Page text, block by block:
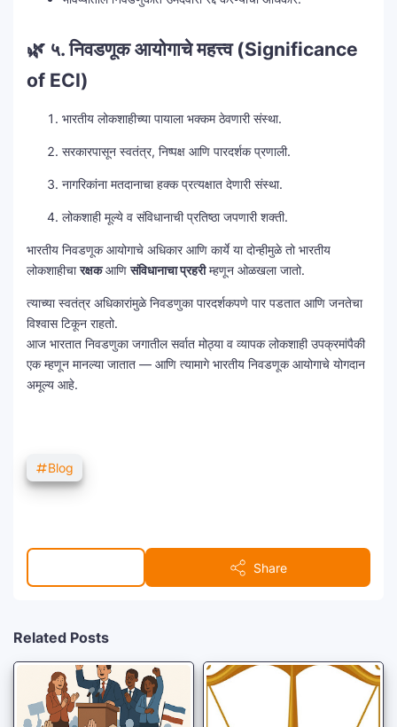
🌿 ५. निवडणूक आयोगाचे महत्त्व (Significance
of ECI)
भारतीय लोकशाहीच्या पायाला भक्कम ठेवणारी संस्था.
सरकारपासून स्वतंत्र, निष्पक्ष आणि पारदर्शक प्रणाली.
नागरिकांना मतदानाचा हक्क प्रत्यक्षात देणारी संस्था.
लोकशाही मूल्ये व संविधानाची प्रतिष्ठा जपणारी शक्ती.
भारतीय निवडणूक आयोगाचे अधिकार आणि कार्ये या दोन्हीमुळे तो भारतीय
लोकशाहीचारक्षकआणिसंविधानाचा प्रहरीम्हणून ओळखला जातो.
त्याच्या स्वतंत्र अधिकारांमुळे निवडणुका पारदर्शकपणे पार पडतात आणि जनतेचा
विश्वास टिकून राहतो.
आज भारतात निवडणुका जगातील सर्वात मोठ्या व व्यापक लोकशाही उपक्रमांपैकी
एक म्हणून मानल्या जातात — आणि त्यामागे भारतीय निवडणूक आयोगाचे योगदान
अमूल्य आहे.
Blog
Share
Related Posts